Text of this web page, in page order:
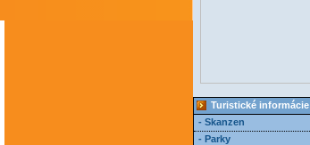
Turistické informácie
- Skanzen
- Parky